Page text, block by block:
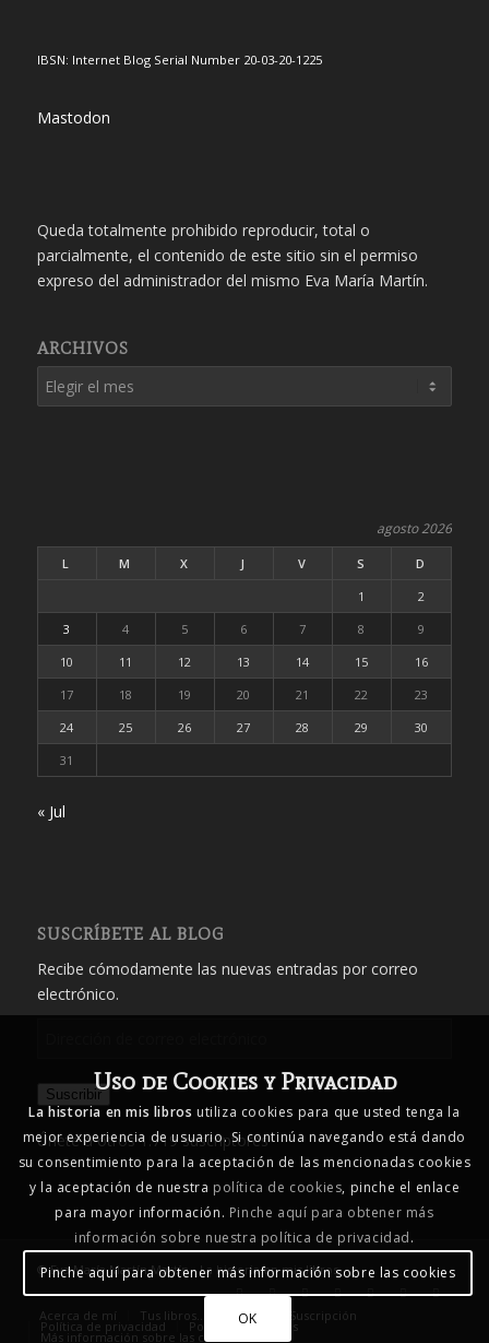
IBSN: Internet Blog Serial Number 20-03-20-1225
Mastodon
Queda totalmente prohibido reproducir, total o
parcialmente, el contenido de este sitio sin el permiso
expreso del administrador del mismo Eva María Martín.
ARCHIVOS
agosto 2026
L M X J V S
D
1
2
3
4 5 6 7 8
9
10
11 12 13 14 15
16
17
18 19 20 21 22
23
24
25 26 27 28 29
30
31
« Jul
SUSCRÍBETE AL BLOG
Recibe cómodamente las nuevas entradas por correo
electrónico.
correo
electrónico
Suscribir
Únete a otros 1.719 suscriptores
© Eva María Martín Martín - La historia en mis libros
Acerca de mí Tus libros… mis libros Suscripción
Política de privacidad Política de cookies
Más información sobre las cookies
Uso de Cookies y Privacidad
La historia en mis libros utiliza cookies para que usted tenga la
mejor experiencia de usuario. Si continúa navegando está dando
su consentimiento para la aceptación de las mencionadas cookies
y la aceptación de nuestra política de cookies, pinche el enlace
para mayor información. Pinche aquí para obtener más
información sobre nuestra política de privacidad.
Pinche aquí para obtener más información sobre las cookies
OK